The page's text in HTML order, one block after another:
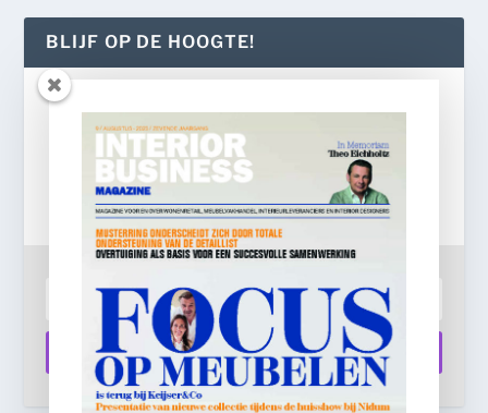
BLIJF OP DE HOOGTE!
Gratis
e-mail nieuwsbrief!
Laat je e-mailadres achter en ontvang dagelijks
ontbijtnieuws in je mailbox.
Aanmelden